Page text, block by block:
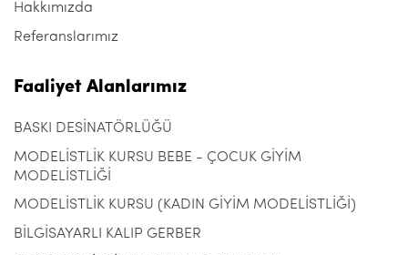
Hakkımızda
Referanslarımız
Faaliyet Alanlarımız
BASKI DESİNATÖRLÜĞÜ
MODELİSTLİK KURSU BEBE - ÇOCUK GİYİM
MODELİSTLİĞİ
MODELİSTLİK KURSU (KADIN GİYİM MODELİSTLİĞİ)
BİLGİSAYARLI KALIP GERBER